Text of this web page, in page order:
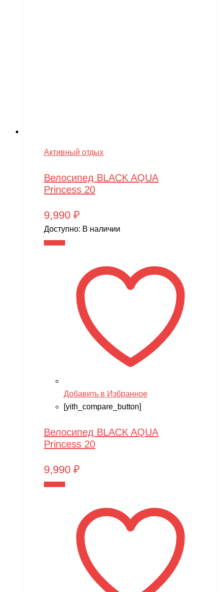
Активный отдых
Велосипед BLACK AQUA
Princess 20
9,990 ₽
Доступно: В наличии
Добавить в Избранное
[yith_compare_button]
Велосипед BLACK AQUA
Princess 20
9,990 ₽